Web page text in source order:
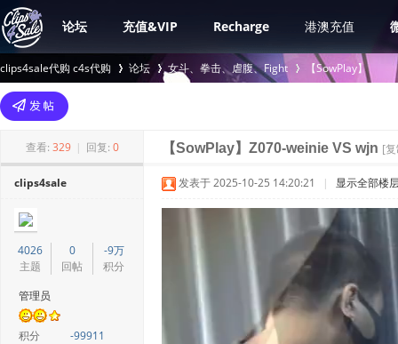
论坛 充值&VIP Recharge 港澳充值
clips4sale代购 c4s代购
>
论坛 女斗、拳击、虐腹、Fight
›
【SowPlay】
查看: 329 | 回复: 0 【SowPlay】Z070-weinie VS wjn [
clips4sale
4026
主题
0
回帖
-9万
积分
管理员
积分
-99911
发表于 2025-10-25 14:20:21 | 显示全部楼